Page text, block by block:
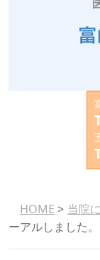
HOME > 当院
ーアルしました。